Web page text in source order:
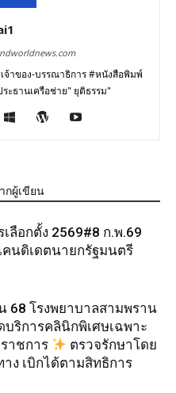
จ้าของ-บรรณาธิการ #หนังสือพิมพ์
ะธานเครือช่าย" ยุติธรรม"
กผู้เขียน
ลือกตั้ง 2569#8 ก.พ.69
คนดิเดตนายกรัฐมนตรี
68 โรงพยาบาลสามพราน
บริการคลินิกพิเศษเฉพาะ
าชการ
ตรวจรักษาโดย
ง เบิกได้ตามสิทธิการ